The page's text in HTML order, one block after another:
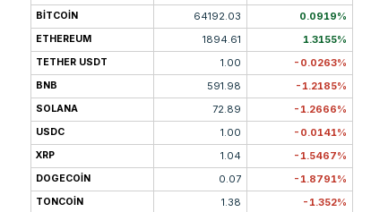
BITCOIN 64192.03 0.0919%
ETHEREUM 1894.61 1.3155%
TETHER USDT 1.00 -0.0263%
BNB 591.98 -1.2185%
SOLANA 72.89 -1.2666%
USDC 1.00 -0.0141%
XRP 1.04 -1.5467%
DOGECOIN 0.07 -1.8791%
TONCOIN 1.38 -1.352%